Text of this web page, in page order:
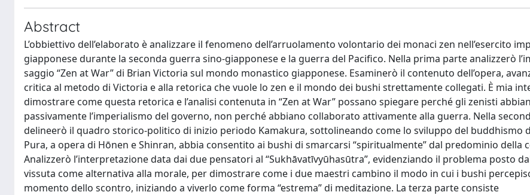
Abstract
L’obbiettivo dell’elaborato è analizzare il fenomeno dell’arruolamento volontario dei monaci zen nell’esercito
giapponese durante la seconda guerra sino-giapponese e la guerra del Pacifico. Nella prima parte analizzerò
saggio “Zen at War” di Brian Victoria sul mondo monastico giapponese. Esaminerò il contenuto dell’opera,
critica al metodo di Victoria e alla retorica che vuole lo zen e il mondo dei bushi strettamente collegati. È mia
dimostrare come questa retorica e l’analisi contenuta in “Zen at War” possano spiegare perché gli zenisti
passivamente l’imperialismo del governo, non perché abbiano collaborato attivamente alla guerra. Nella
delineerò il quadro storico-politico di inizio periodo Kamakura, sottolineando come lo sviluppo del buddhismo
Pura, a opera di Hōnen e Shinran, abbia consentito ai bushi di smarcarsi “spiritualmente” dal predominio della
Analizzerò l’interpretazione data dai due pensatori al “Sukhāvatīvyūhasūtra”, evidenziando il problema posto
vissuta come alternativa alla morale, per dimostrare come i due maestri cambino il modo in cui i bushi
momento dello scontro, iniziando a viverlo come forma “estrema” di meditazione. La terza parte consiste